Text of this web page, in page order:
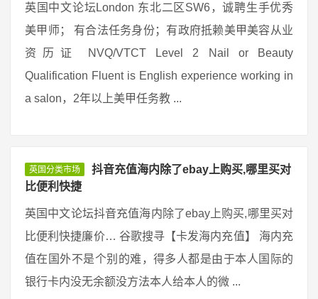
英国中文论坛London 东北二区SW6，诚聘生手优秀
美甲师； 有合法任务身份；有政府抵赖美甲美容从业
资历证 NVQ/VTCT Level 2 Nail or Beauty
Qualification Fluent is English experience working in
a salon，2年以上美甲任务教 ...
英国分类市场
抖音充值海内除了ebay上购买,哪里买对
比便利快捷
英国中文论坛抖音充值海内除了ebay上购买,哪里买对
比便利快捷廉价… 谷歌搜寻【卡发海内充值】 海内充
值在国外不是个别的难，得多人都是由于本人国际的
银行卡内没无余额没方法本人给本人的微 ...